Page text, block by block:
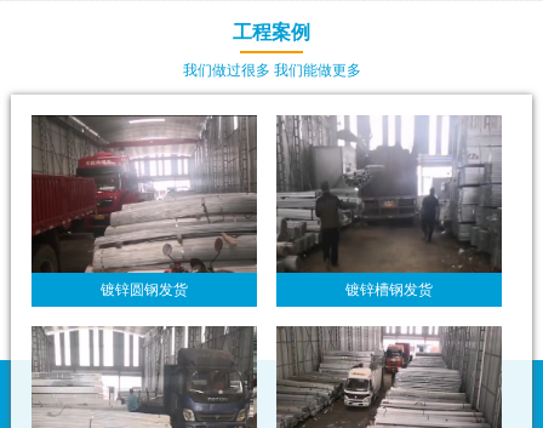
工程案例
我们做过很多 我们能做更多
镀锌圆钢发货 镀锌槽钢发货